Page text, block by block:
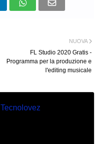
NUOVA
FL Studio 2020 Gratis -
Programma per la produzione e
l'editing musicale
Tecnolovez